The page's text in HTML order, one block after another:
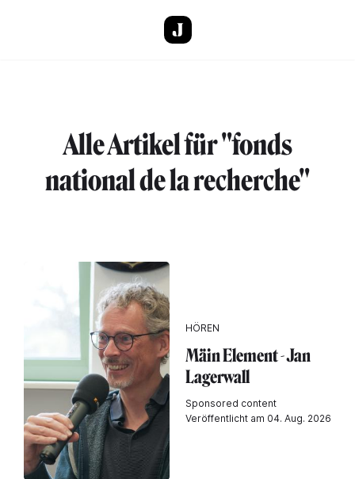
Alle Artikel für "fonds
national de la recherche"
HÖREN
Mäin Element - Jan
Lagerwall
Sponsored content
Veröffentlicht am 04. Aug. 2026